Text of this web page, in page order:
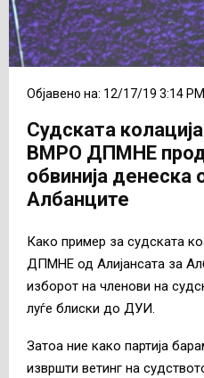
Објавено на: 12/17/19 3:14 PM
Судската
ВМРО ДПМНЕ
обвинија денеска
Албанците
Како пример за судската
ДПМНЕ од Алијансата за
изборот на членови на
луѓе блиски до ДУИ.
Затоа ние како партија
извршти ветинг на